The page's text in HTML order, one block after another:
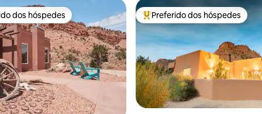
preferidos dos hóspedes
dos hóspedes Entre os melhores preferidos
Preferido dos hóspedes